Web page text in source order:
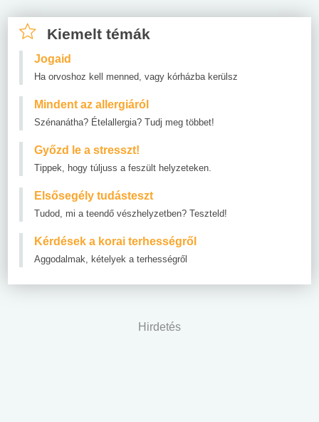
Kiemelt témák
Jogaid
Ha orvoshoz kell menned, vagy kórházba kerülsz
Mindent az allergiáról
Szénanátha? Ételallergia? Tudj meg többet!
Győzd le a stresszt!
Tippek, hogy túljuss a feszült helyzeteken.
Elsősegély tudásteszt
Tudod, mi a teendő vészhelyzetben? Teszteld!
Kérdések a korai terhességről
Aggodalmak, kételyek a terhességről
Hirdetés